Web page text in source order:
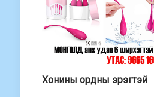
Хонины ордны эрэгтэй